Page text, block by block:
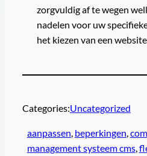
zorgvuldig af te wegen
nadelen voor uw
het kiezen van een
Categories:Uncategorized
aanpassen, beperkingen,
management systeem cms,